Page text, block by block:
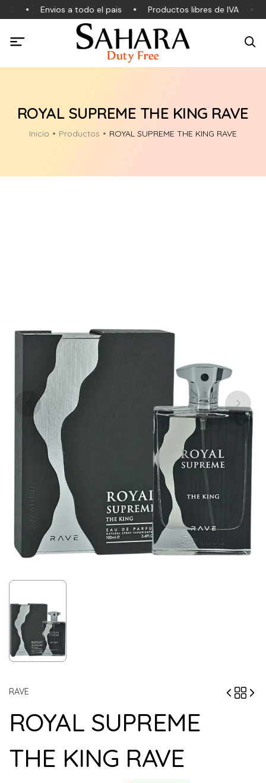
Envios a todo el pais Productos libres de IVA
ROYAL SUPREME THE KING RAVE
Inicio Productos ROYAL SUPREME THE KING RAVE
RAVE
ROYAL SUPREME
THE KING RAVE